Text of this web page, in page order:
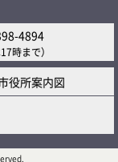
4894
時まで）
役所案内図